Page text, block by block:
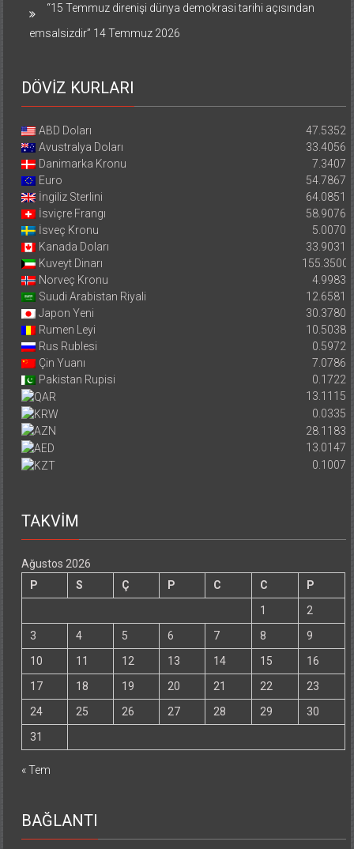
“15 Temmuz direnişi dünya demokrasi tarihi açısından
emsalsizdir” 14 Temmuz 2026
DÖVİZ KURLARI
ABD Doları
47.5352
Avustralya Doları
33.4056
Danimarka Kronu
7.3407
Euro
54.7867
İngiliz Sterlini
64.0851
İsviçre Frangı
58.9076
İsveç Kronu
5.0070
Kanada Doları
33.9031
Kuveyt Dinarı
155.3500
Norveç Kronu
4.9983
Suudi Arabistan Riyali
12.6581
Japon Yeni
30.3780
Rumen Leyi
10.5038
Rus Rublesi
0.5972
Çin Yuanı
7.0786
Pakistan Rupisi
0.1722
13.1115
0.0335
28.1183
13.0147
0.1007
TAKVİM
Ağustos 2026
P
S Ç P C C
P
1
2
3
4 5 6 7 8
9
10
11 12 13 14 15
16
17
18 19 20 21 22
23
24
25 26 27 28 29
30
31
« Tem
BAĞLANTI